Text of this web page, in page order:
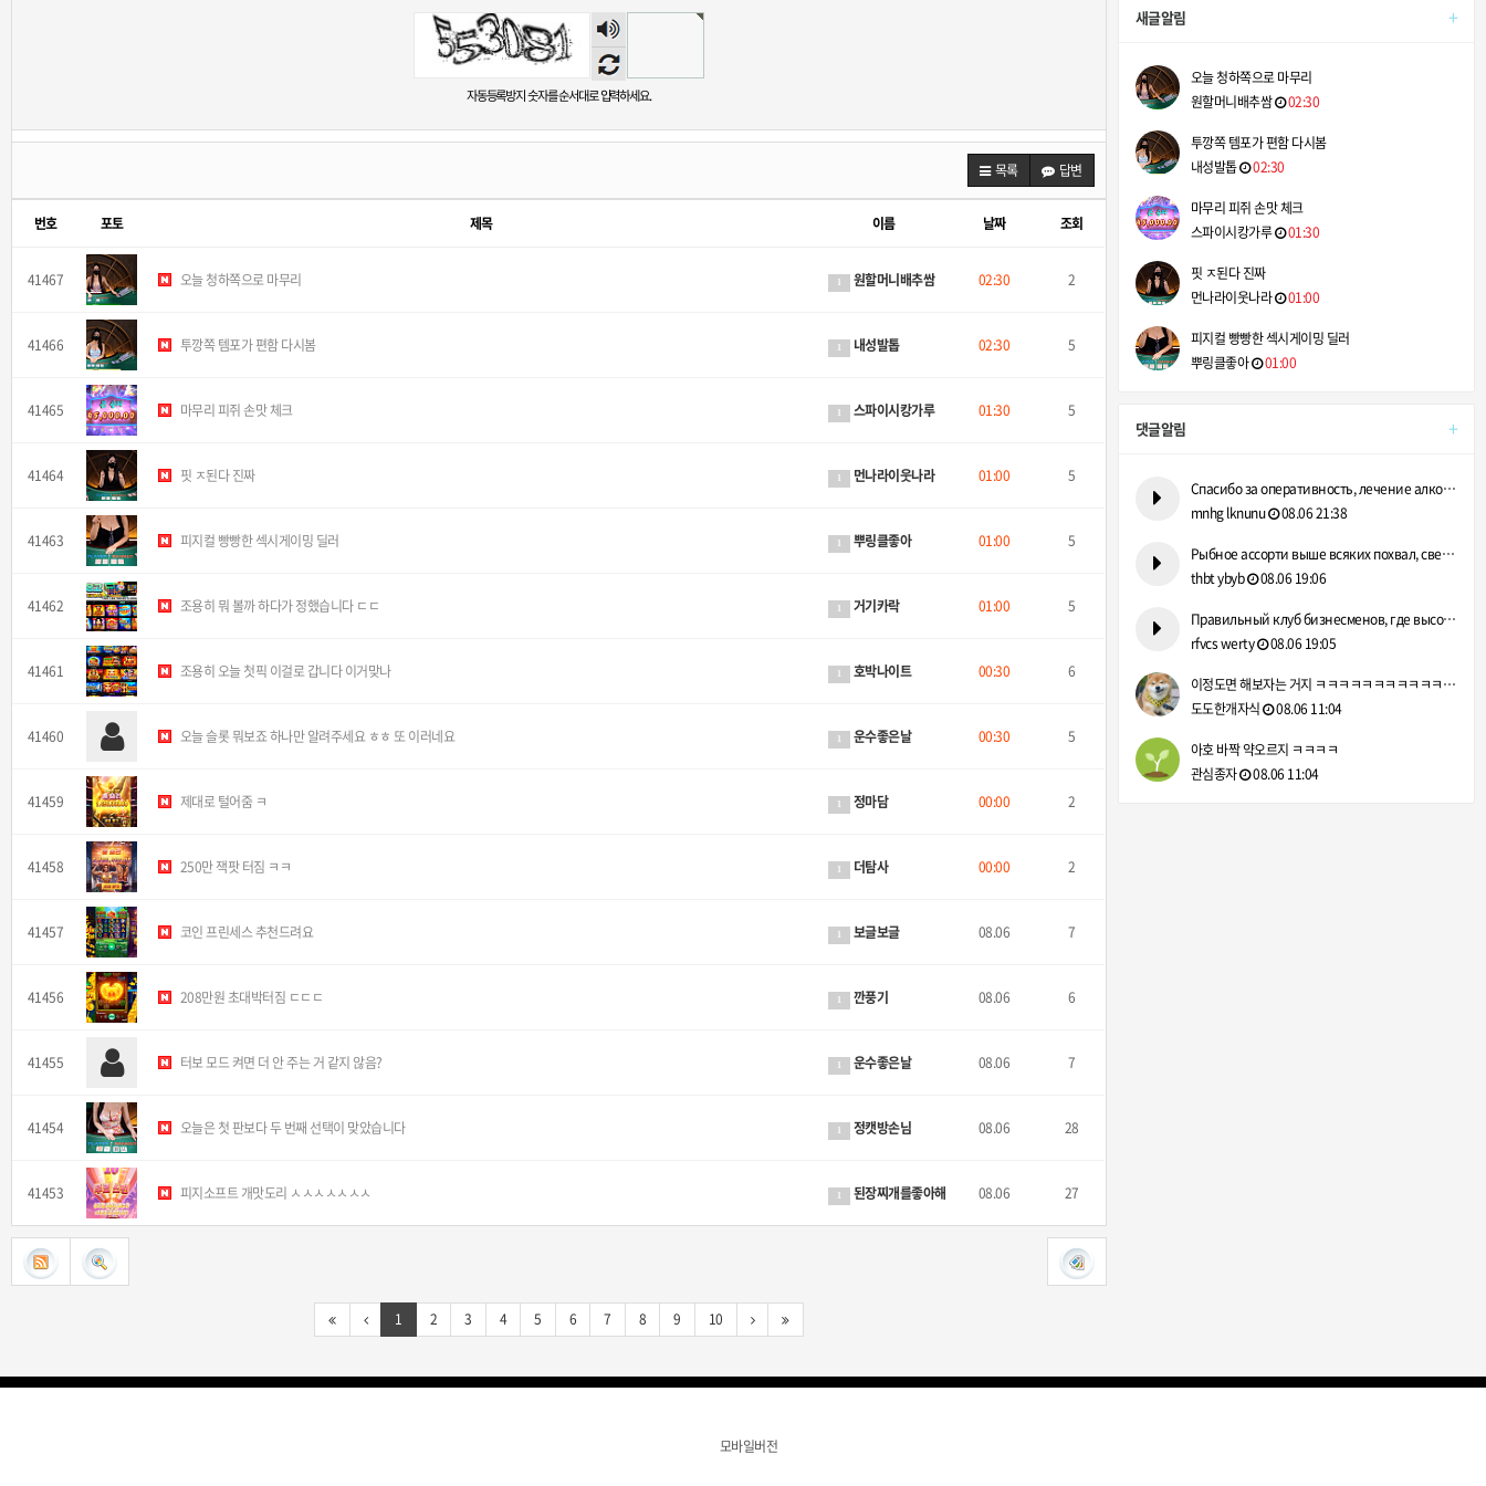
숫자
음성
듣기
자동등록방지 숫자를 순서대로 입력하세요.
목록 답변
번호 포토 제목 이름 날짜 조회
41467 오늘 청하쪽으로 마무리 원할머니배추쌈 02:30 2
41466 투깡쪽 템포가 편함 다시봄 내성발톱 02:30 5
41465 마무리 피쥐 손맛 체크 스파이시캉가루 01:30 5
41464 핏 ㅈ된다 진짜 먼나라이웃나라 01:00 5
41463 피지컬 빵빵한 섹시게이밍 딜러 뿌링클좋아 01:00 5
41462 조용히 뭐 볼까 하다가 정했습니다 ㄷㄷ 거기카락 01:00 5
41461 조용히 오늘 첫픽 이걸로 갑니다 이거맞나 호박나이트 00:30 6
41460 오늘 슬롯 뭐보죠 하나만 알려주세요 ㅎㅎ 또 이러네요 운수좋은날 00:30 5
41459 제대로 털어줌 ㅋ 정마담 00:00 2
41458 250만 잭팟 터짐 ㅋㅋ 더탐사 00:00 2
41457 코인 프린세스 추천드려요 보글보글 08.06 7
41456 208만원 초대박터짐 ㄷㄷㄷ 깐풍기 08.06 6
41455 터보 모드 켜면 더 안 주는 거 같지 않음? 운수좋은날 08.06 7
41454 오늘은 첫 판보다 두 번째 선택이 맞았습니다 정캣방손님 08.06 28
41453 피지소프트 개맛도리 ㅅㅅㅅㅅㅅㅅㅅ 된장찌개를좋아해 08.06 27
1 2 3 4 5 6 7 8 9 10
+
새글알림
오늘 청하쪽으로 마무리
원할머니배추쌈
02:30
투깡쪽 템포가 편함 다시봄
내성발톱
02:30
마무리 피쥐 손맛 체크
스파이시캉가루
01:30
핏 ㅈ된다 진짜
먼나라이웃나라
01:00
피지컬 빵빵한 섹시게이밍 딜러
뿌링클좋아
01:00
+
댓글알림
Спасибо за оперативность, лечение алкоголизма на дому сэконо…
mnhg lknunu
08.06 21:38
Рыбное ассорти выше всяких похвал, свежайшие продукты. https…
thbt ybyb
08.06 19:06
Правильный клуб бизнесменов, где высоко ценится деловая репу…
rfvcs werty
08.06 19:05
이정도면 해보자는 거지 ㅋㅋㅋㅋㅋㅋㅋㅋㅋㅋㅋㅋㅋㅋㅋ
도도한개자식
08.06 11:04
아호 바짝 약오르지 ㅋㅋㅋㅋ
관심종자
08.06 11:04
모바일버전